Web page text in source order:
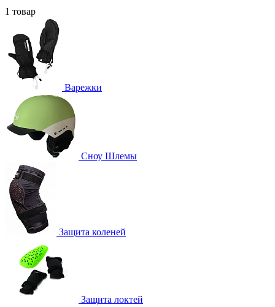
1 товар
Варежки
Сноу Шлемы
Защита коленей
Защита локтей